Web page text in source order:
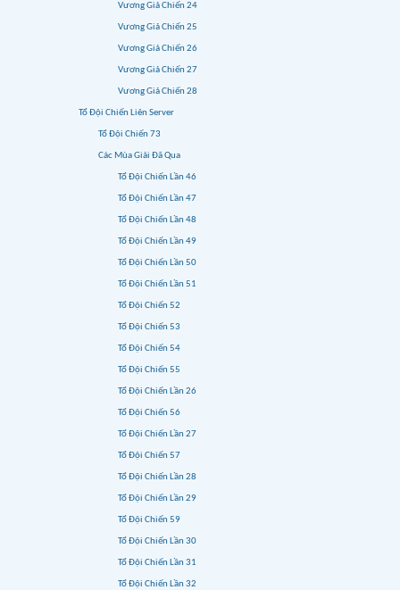
Vương Giả Chiến 24
Vương Giả Chiến 25
Vương Giả Chiến 26
Vương Giả Chiến 27
Vương Giả Chiến 28
Tổ Đội Chiến Liên Server
Tổ Đội Chiến 73
Các Mùa Giải Đã Qua
Tổ Đội Chiến Lần 46
Tổ Đội Chiến Lần 47
Tổ Đội Chiến Lần 48
Tổ Đội Chiến Lần 49
Tổ Đội Chiến Lần 50
Tổ Đội Chiến Lần 51
Tổ Đội Chiến 52
Tổ Đội Chiến 53
Tổ Đội Chiến 54
Tổ Đội Chiến 55
Tổ Đội Chiến Lần 26
Tổ Đội Chiến 56
Tổ Đội Chiến Lần 27
Tổ Đội Chiến 57
Tổ Đội Chiến Lần 28
Tổ Đội Chiến Lần 29
Tổ Đội Chiến 59
Tổ Đội Chiến Lần 30
Tổ Đội Chiến Lần 31
Tổ Đội Chiến Lần 32